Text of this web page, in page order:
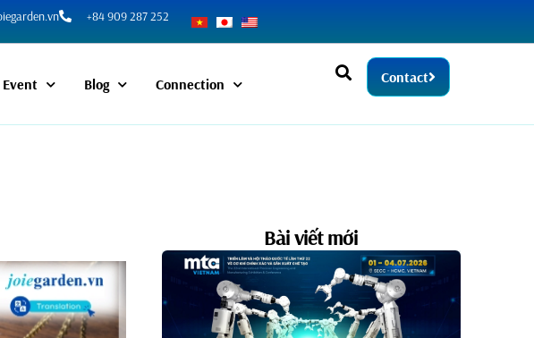
+84 909 287 252
Event Blog Connection Contact
Bài viết mới